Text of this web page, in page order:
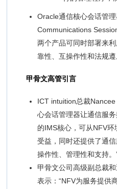
Oracle通信核心会话管
Communications
两个产品可同时部署来
靠性、互操作性和法规遵
甲骨文高管引言
ICT intuition总裁
心会话管理器让通信服
的IMS核心，可从NFV
受益，同时还提供了通
操作性、管理性和支持。
甲骨文公司高级副总裁
表示：“NFV为服务提供